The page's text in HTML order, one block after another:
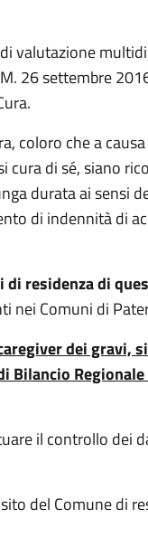
valutazione
26 settembre
coloro che a
di sé, siano
durata ai sensi
di indennità di
residenza di
nei Comuni di
dei gravi,
il controllo dei
del Comune di